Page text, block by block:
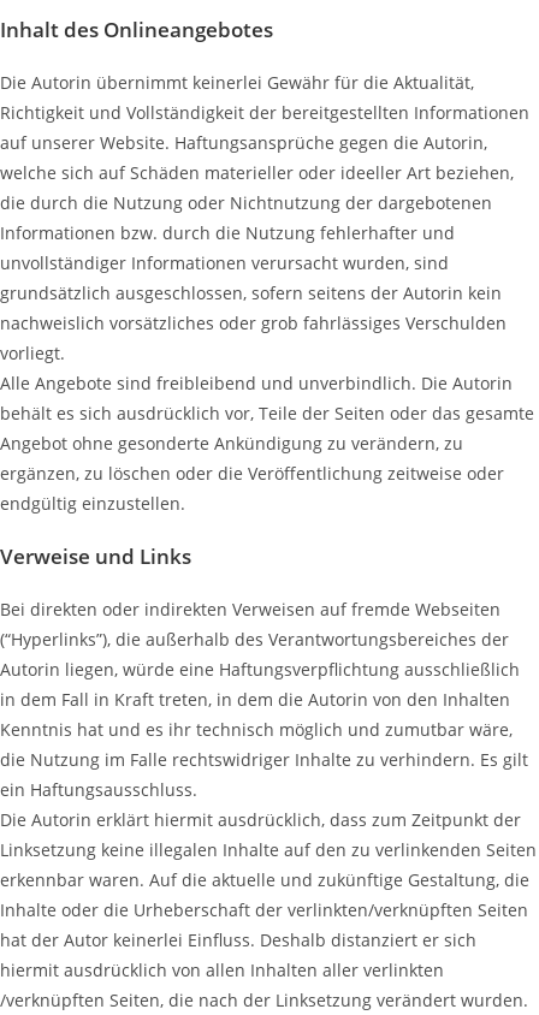
Inhalt des Onlineangebotes
Die Autorin übernimmt keinerlei Gewähr für die Aktualität,
Richtigkeit und Vollständigkeit der bereitgestellten Informationen
auf unserer Website. Haftungsansprüche gegen die Autorin,
welche sich auf Schäden materieller oder ideeller Art beziehen,
die durch die Nutzung oder Nichtnutzung der dargebotenen
Informationen bzw. durch die Nutzung fehlerhafter und
unvollständiger Informationen verursacht wurden, sind
grundsätzlich ausgeschlossen, sofern seitens der Autorin kein
nachweislich vorsätzliches oder grob fahrlässiges Verschulden
vorliegt.
Alle Angebote sind freibleibend und unverbindlich. Die Autorin
behält es sich ausdrücklich vor, Teile der Seiten oder das gesamte
Angebot ohne gesonderte Ankündigung zu verändern, zu
ergänzen, zu löschen oder die Veröffentlichung zeitweise oder
endgültig einzustellen.
Verweise und Links
Bei direkten oder indirekten Verweisen auf fremde Webseiten
(“Hyperlinks”), die außerhalb des Verantwortungsbereiches der
Autorin liegen, würde eine Haftungsverpflichtung ausschließlich
in dem Fall in Kraft treten, in dem die Autorin von den Inhalten
Kenntnis hat und es ihr technisch möglich und zumutbar wäre,
die Nutzung im Falle rechtswidriger Inhalte zu verhindern. Es gilt
ein Haftungsausschluss.
Die Autorin erklärt hiermit ausdrücklich, dass zum Zeitpunkt der
Linksetzung keine illegalen Inhalte auf den zu verlinkenden Seiten
erkennbar waren. Auf die aktuelle und zukünftige Gestaltung, die
Inhalte oder die Urheberschaft der verlinkten/verknüpften Seiten
hat der Autor keinerlei Einfluss. Deshalb distanziert er sich
hiermit ausdrücklich von allen Inhalten aller verlinkten
/verknüpften Seiten, die nach der Linksetzung verändert wurden.